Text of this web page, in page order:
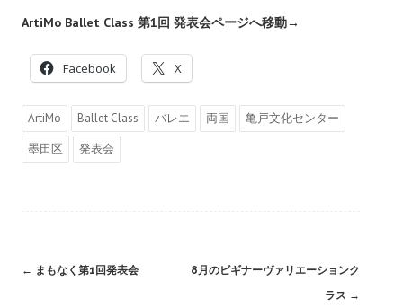
ArtiMo Ballet Class 第1回 発表会ページへ移動→
Facebook X
ArtiMo Ballet Class バレエ 両国
亀戸文化センター
墨田区
発表会
Post
← まもなく第1回発表会
8月のビギナーヴァリエーションク
ラス →